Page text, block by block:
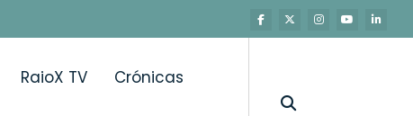
RaioX TV Crónicas